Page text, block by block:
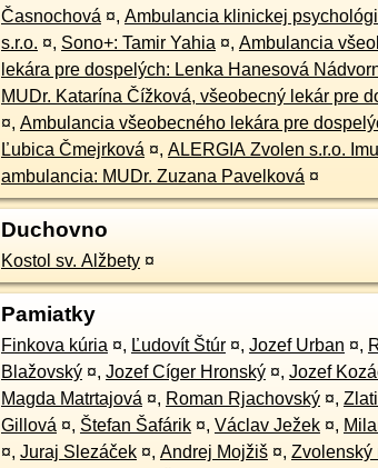
Časnochová ¤, Ambulancia klinickej
s.r.o. ¤, Sono+: Tamir Yahia ¤, Ambulancia
lekára pre dospelých: Lenka Hanesová
MUDr. Katarína Čížková, všeobecný lekár pre
¤, Ambulancia všeobecného lekára pre
Ľubica Čmejrková ¤, ALERGIA Zvolen s.r.o.
ambulancia: MUDr. Zuzana Pavelková ¤
Duchovno
Kostol sv. Alžbety ¤
Pamiatky
Finkova kúria ¤, Ľudovít Štúr ¤, Jozef Urban ¤,
Blažovský ¤, Jozef Cíger Hronský ¤, Jozef
Magda Matrtajová ¤, Roman Rjachovský ¤,
Gillová ¤, Štefan Šafárik ¤, Václav Ježek ¤,
¤, Juraj Slezáček ¤, Andrej Mojžiš ¤, Zvolenský